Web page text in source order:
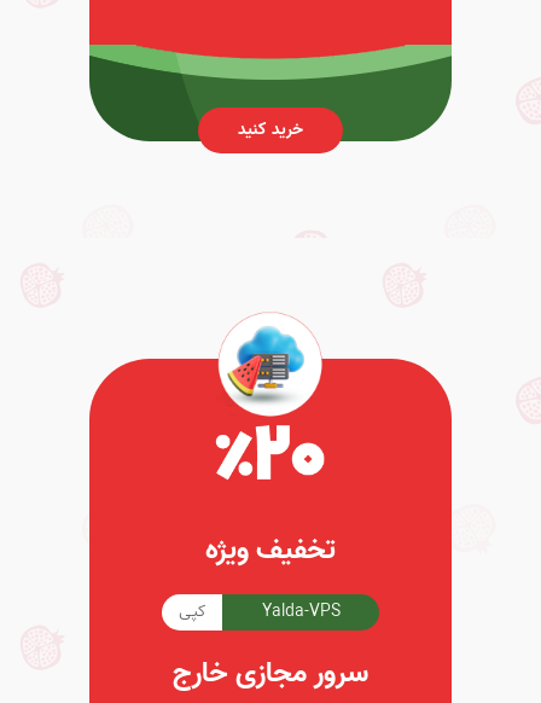
خرید کنید
تخفیف ویژه
Yalda-VPS کپی
سرور مجازی خارج